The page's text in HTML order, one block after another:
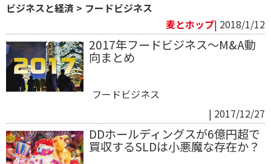
ビジネスと経済 > フードビジネス
麦とホップ| 2018/1/12
2017年フードビジネス～M&A動
向まとめ
フードビジネス
| 2017/12/27
DDホールディングスが6億円超で
買収するSLDは小悪魔な存在か？